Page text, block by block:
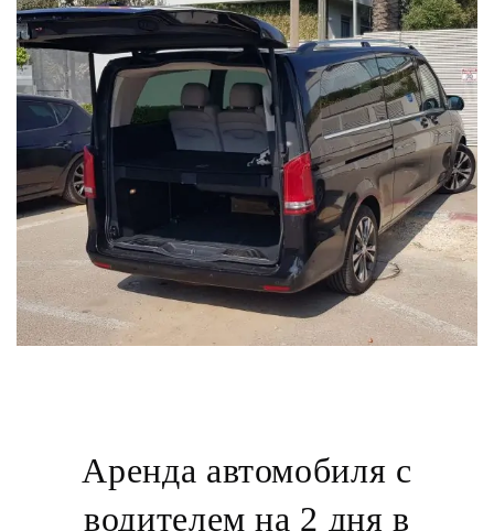
Аренда автомобиля с
водителем на 2 дня в